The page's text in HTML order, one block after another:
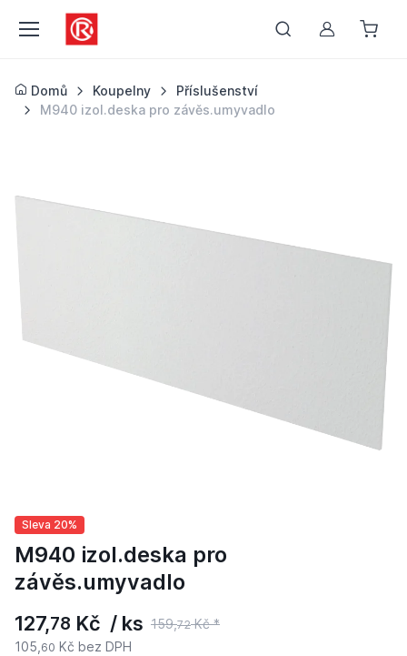
Můj účet
Domů Koupelny
Příslušenství
M940 izol.deska pro závěs.umyvadlo
Sleva 20%
M940 izol.deska pro
závěs.umyvadlo
127,78 Kč / ks 159,72Kč *
105, 60 Kč bez DPH